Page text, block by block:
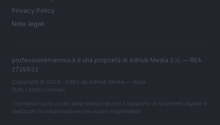
Privacy Policy
Note legali
professionemamma.it è una proprietà di AdHub Media S.r.l. — REA
2729933
Copyright © 2026 · Edito da AdHub Media — Italia
Tutti i diritti riservati
I contenuti sono curati dalla redazione con il supporto di strumenti digitali e
realizzati in collaborazione con autori indipendenti.